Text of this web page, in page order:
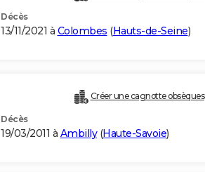
Décès
13/11/2021 à Colombes (Hauts-de-Seine)
Créer une cagnotte obsèques
Décès
19/03/2011 à Ambilly(Haute-Savoie)